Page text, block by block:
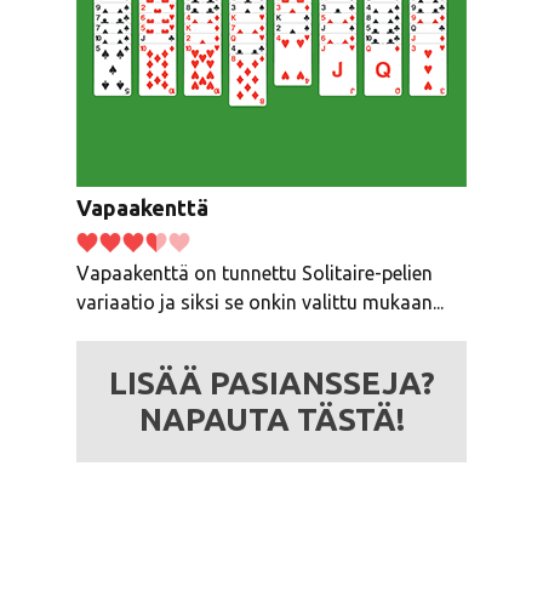
Vapaakenttä
Vapaakenttä on tunnettu Solitaire-pelien
variaatio ja siksi se onkin valittu mukaan...
LISÄÄ PASIANSSEJA?
NAPAUTA TÄSTÄ!